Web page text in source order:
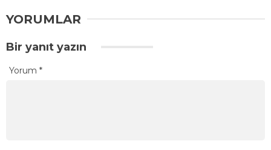
YORUMLAR
Bir yanıt yazın
Yorum *